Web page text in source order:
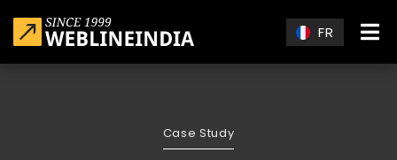
FR
Case Study